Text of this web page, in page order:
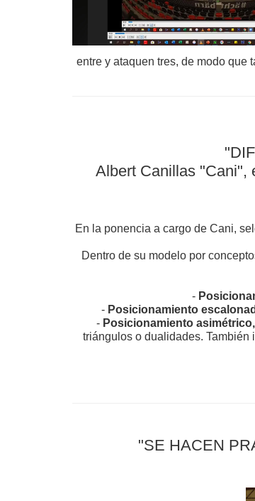
entre y ataquen tres, de modo que
Albert Canillas "Cani",
En la ponencia a cargo de Cani,
Dentro de su modelo por
-
- Posicionamiento
- Posicionamiento
triángulos o dualidades. También
"SE HACEN